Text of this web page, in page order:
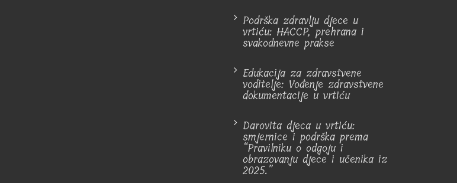
Podrška zdravlju djece u
vrtiću: HACCP, prehrana i
svakodnevne prakse
Edukacija za zdravstvene
voditelje: Vođenje zdravstvene
dokumentacije u vrtiću
Darovita djeca u vrtiću:
smjernice i podrška prema
“Pravilniku o odgoju i
obrazovanju djece i učenika iz
2025.”